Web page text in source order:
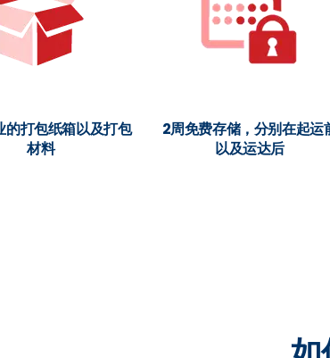
的打包纸箱以及打包
材料
2周免费存储，分别在起运
以及运达后